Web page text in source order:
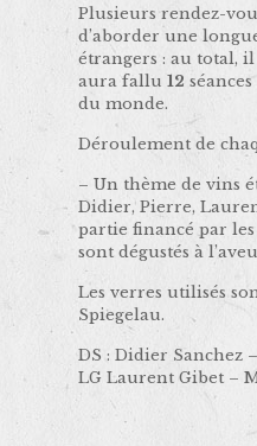
Plusieurs rendez-
d’aborder une
étrangers : au total, il
aura fallu12
du monde.
Déroulement de
– Un thème de vins
Didier, Pierre,
partie financé par
sont dégustés à
Les verres utilisés
Spiegelau.
DS : Didier Sanchez
LG Laurent Gibet –